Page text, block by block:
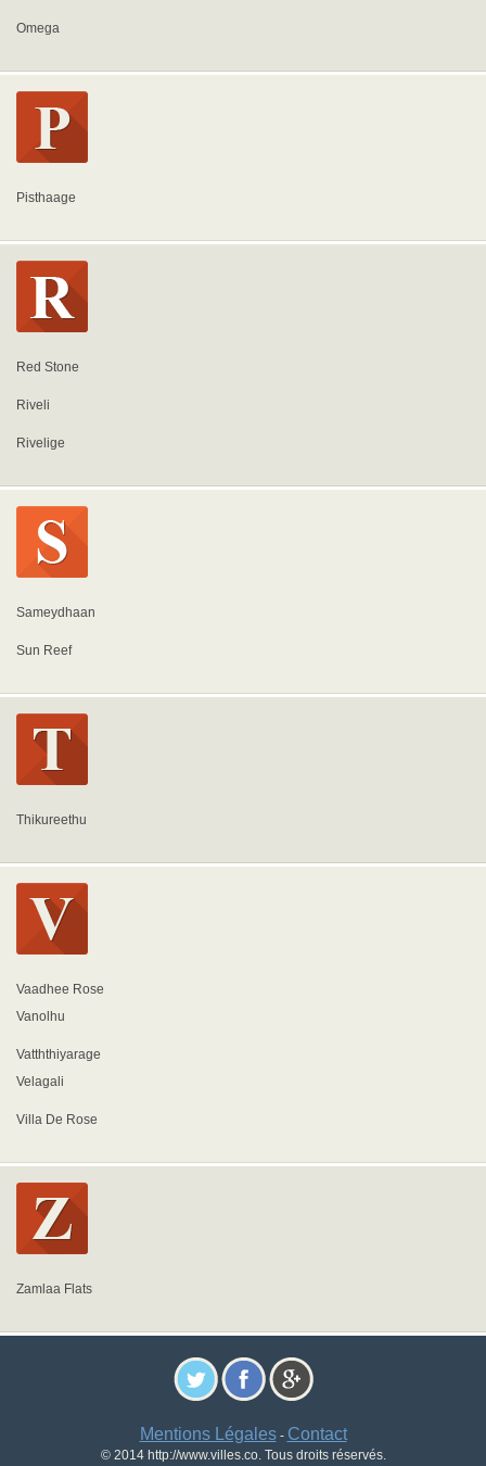
Omega
Pisthaage
Red Stone
Riveli
Rivelige
Sameydhaan
Sun Reef
Thikureethu
Vaadhee Rose
Vanolhu
Vatththiyarage
Velagali
Villa De Rose
Zamlaa Flats
Mentions Légales- Contact
© 2014 http://www.villes.co. Tous droits réservés.